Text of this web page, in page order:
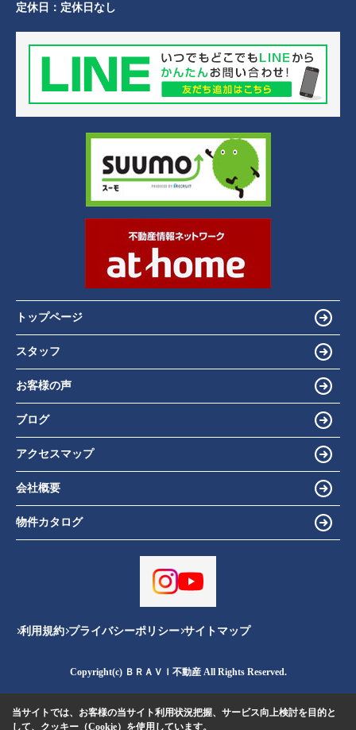
定休日： 定休日なし
トップページ
スタッフ
お客様の声
ブログ
アクセスマップ
会社概要
物件カタログ
利用規約 プライバシーポリシー サイトマップ
Copyright(c) ＢＲＡＶＩ不動産 All Rights Reserved.
当サイトでは、お客様の当サイト利用状況把握、サービス向上検討を目的と
して、クッキー（Cookie）を使用しています。